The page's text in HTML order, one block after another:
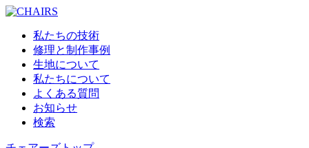
私たちの技術
修理と制作事例
生地について
私たちについて
よくある質問
お知らせ
検索